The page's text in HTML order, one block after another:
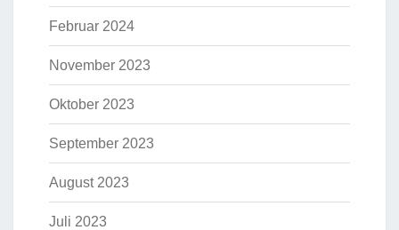
Februar 2024
November 2023
Oktober 2023
September 2023
August 2023
Juli 2023